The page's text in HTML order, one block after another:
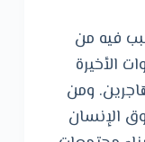
فيه من
الأخيرة
ومن
الإنسان